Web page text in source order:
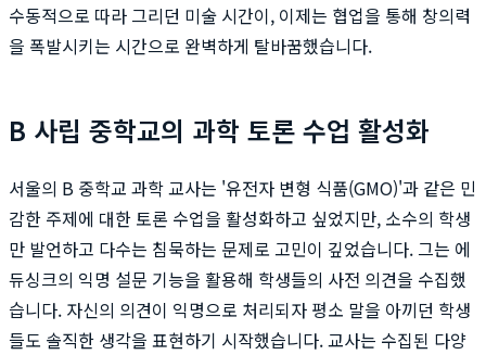
수동적으로 따라 그리던 미술 시간이, 이제는 협업을 통해 창의력
을 폭발시키는 시간으로 완벽하게 탈바꿈했습니다.
B 사립 중학교의 과학 토론 수업 활성화
서울의 B 중학교 과학 교사는 '유전자 변형 식품(GMO)'과 같은 민
감한 주제에 대한 토론 수업을 활성화하고 싶었지만, 소수의 학생
만 발언하고 다수는 침묵하는 문제로 고민이 깊었습니다. 그는 에
듀싱크의 익명 설문 기능을 활용해 학생들의 사전 의견을 수집했
습니다. 자신의 의견이 익명으로 처리되자 평소 말을 아끼던 학생
들도 솔직한 생각을 표현하기 시작했습니다. 교사는 수집된 다양